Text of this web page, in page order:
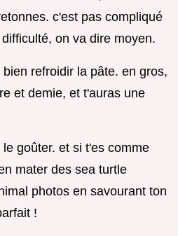
c'est pas compliqué
on va dire moyen.
refroidir la pâte. en gros,
et demie, et t'auras une
goûter. et si t'es comme
mater des sea turtle
photos en savourant ton
!